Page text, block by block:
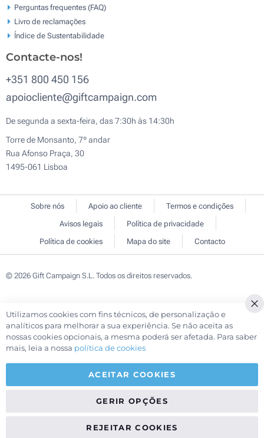
Perguntas frequentes (FAQ)
Livro de reclamaçōes
Índice de Sustentabilidade
Contacte-nos!
+351 800 450 156
apoiocliente@giftcampaign.com
De segunda a sexta-feira, das 7:30h às 14:30h
Torre de Monsanto, 7º andar
Rua Afonso Praça, 30
1495-061 Lisboa
Sobre nós Apoio ao cliente
Termos e condições
Avisos legais
Política de privacidade
Política de cookies
Mapa do site Contacto
© 2026 Gift Campaign S.L. Todos os direitos reservados.
Utilizamos cookies com fins técnicos, de personalização e
analíticos para melhorar a sua experiência. Se não aceita as
nossas cookies opcionais, a mesma poderá ser afetada. Para saber
mais, leia a nossa política de cookies
ACEITAR COOKIES
GERIR OPÇÕES
REJEITAR COOKIES